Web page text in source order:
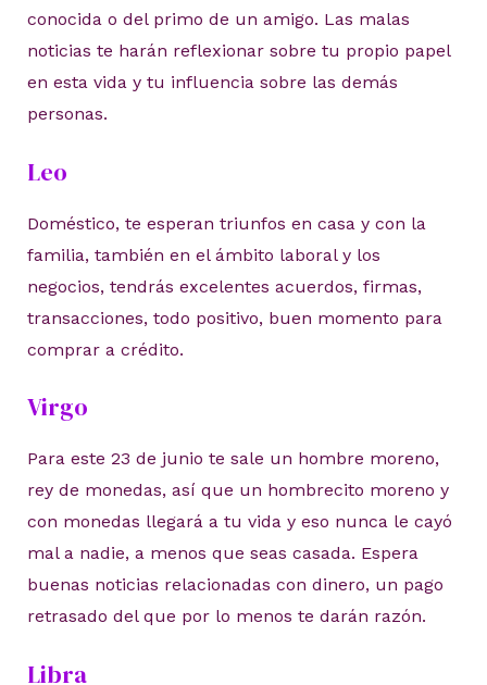
conocida o del primo de un amigo. Las malas
noticias te harán reflexionar sobre tu propio papel
en esta vida y tu influencia sobre las demás
personas.
Leo
Doméstico, te esperan triunfos en casa y con la
familia, también en el ámbito laboral y los
negocios, tendrás excelentes acuerdos, firmas,
transacciones, todo positivo, buen momento para
comprar a crédito.
Virgo
Para este 23 de junio te sale un hombre moreno,
rey de monedas, así que un hombrecito moreno y
con monedas llegará a tu vida y eso nunca le cayó
mal a nadie, a menos que seas casada. Espera
buenas noticias relacionadas con dinero, un pago
retrasado del que por lo menos te darán razón.
Libra